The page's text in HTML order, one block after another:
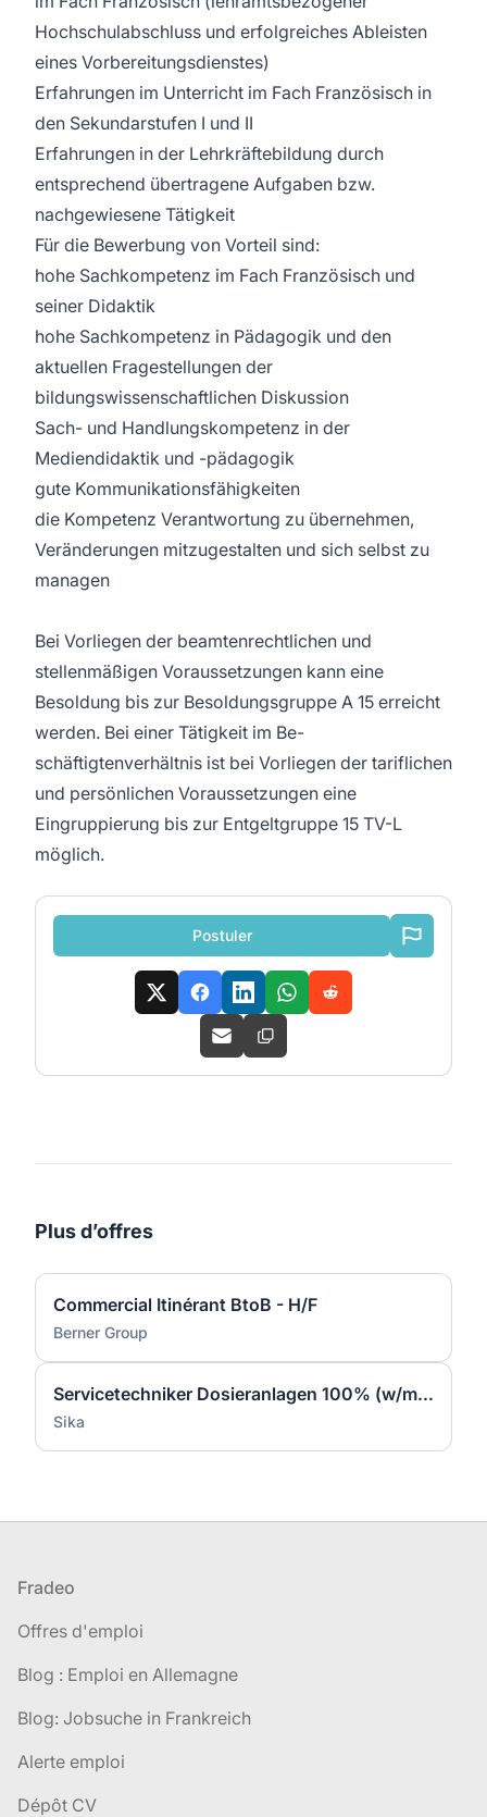
Hochschulabschluss und erfolgreiches Ableisten
eines Vorbereitungsdienstes)
Erfahrungen im Unterricht im Fach Französisch in
den Sekundarstufen I und II
Erfahrungen in der Lehrkräftebildung durch
entsprechend übertragene Aufgaben bzw.
nachgewiesene Tätigkeit
Für die Bewerbung von Vorteil sind:
hohe Sachkompetenz im Fach Französisch und
seiner Didaktik
hohe Sachkompetenz in Pädagogik und den
aktuellen Fragestellungen der
bildungswissenschaftlichen Diskussion
Sach- und Handlungskompetenz in der
Mediendidaktik und -pädagogik
gute Kommunikationsfähigkeiten
die Kompetenz Verantwortung zu übernehmen,
Veränderungen mitzugestalten und sich selbst zu
managen
Bei Vorliegen der beamtenrechtlichen und
stellenmäßigen Voraussetzungen kann eine
Besoldung bis zur Besoldungsgruppe A 15 erreicht
werden. Bei einer Tätigkeit im Be-
schäftigtenverhältnis ist bei Vorliegen der tariflichen
und persönlichen Voraussetzungen eine
Eingruppierung bis zur Entgeltgruppe 15 TV-L
möglich.
Postuler
Plus d’offres
Commercial Itinérant BtoB - H/F
Berner Group
Servicetechniker Dosieranlagen 100% (w/m/d)
Sika
Pied de page
Fradeo
Offres d'emploi
Blog : Emploi en Allemagne
Blog: Jobsuche in Frankreich
Alerte emploi
Dépôt CV